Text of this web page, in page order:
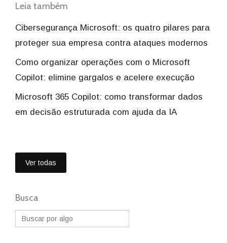
Leia também
Cibersegurança Microsoft: os quatro pilares para
proteger sua empresa contra ataques modernos
Como organizar operações com o Microsoft
Copilot: elimine gargalos e acelere execução
Microsoft 365 Copilot: como transformar dados
em decisão estruturada com ajuda da IA
Ver todas
Busca